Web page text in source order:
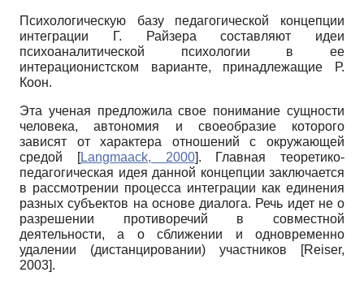
Психологическую базу педагогической концепции
интеграции Г. Райзера составляют идеи
психоаналитической психологии в ее
интерационистском варианте, принадлежащие Р.
Коон.
Эта ученая предложила свое понимание сущности
человека, автономия и своеобразие которого
зависят от характера отношений с окружающей
средой
[Langmaack, 2000]. Главная теоретико-
педагогическая идея данной концепции заключается
в рассмотрении процесса интеграции как единения
разных субъектов на основе диалога. Речь идет не о
разрешении противоречий в совместной
деятельности, а о сближении и одновременно
удалении (дистанцировании) участников
[Reiser,
2003].